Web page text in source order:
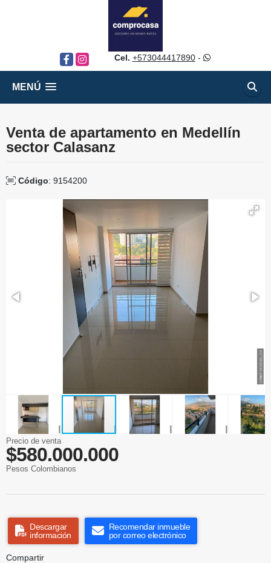
FacebookInstagram Cel. +573044417890-
MENÚ
Venta de apartamento en Medellín
sector Calasanz
Código: 9154200
Precio de venta
$580.000.000
Pesos Colombianos
Descargar
información
Recomendar inmueble
por correo electrónico
Compartir